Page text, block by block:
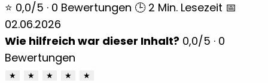
⭐ 0,0/5 · 0 Bewertungen 🕒 2 Min. Lesezeit 📅
02.06.2026
Wie hilfreich war dieser Inhalt? 0,0/5 · 0
Bewertungen
★ ★ ★ ★ ★